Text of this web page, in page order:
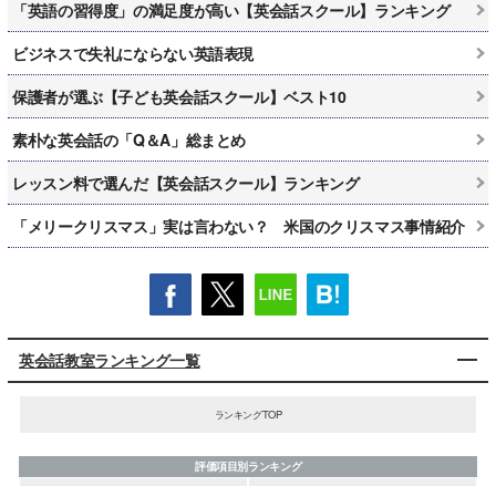
「英語の習得度」の満足度が高い【英会話スクール】ランキング
ビジネスで失礼にならない英語表現
保護者が選ぶ【子ども英会話スクール】ベスト10
素朴な英会話の「Q＆A」総まとめ
レッスン料で選んだ【英会話スクール】ランキング
「メリークリスマス」実は言わない？ 米国のクリスマス事情紹介
英会話教室ランキング一覧
ランキングTOP
評価項目別ランキング